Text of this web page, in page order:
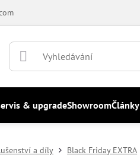
& upgradeShowroomČlánky
a díly Black Friday EXTRA